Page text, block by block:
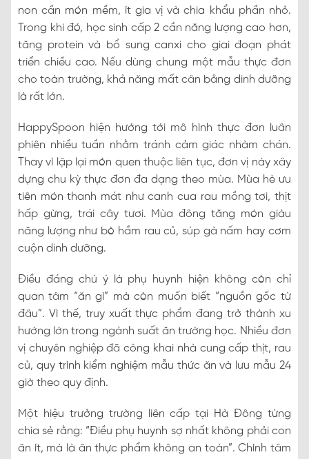
non cần món mềm, ít gia vị và chia khẩu phần nhỏ.
Trong khi đó, học sinh cấp 2 cần năng lượng cao hơn,
tăng protein và bổ sung canxi cho giai đoạn phát
triển chiều cao. Nếu dùng chung một mẫu thực đơn
cho toàn trường, khả năng mất cân bằng dinh dưỡng
là rất lớn.
HappySpoon hiện hướng tới mô hình thực đơn luân
phiên nhiều tuần nhằm tránh cảm giác nhàm chán.
Thay vì lặp lại món quen thuộc liên tục, đơn vị này xây
dựng chu kỳ thực đơn đa dạng theo mùa. Mùa hè ưu
tiên món thanh mát như canh cua rau mồng tơi, thịt
hấp gừng, trái cây tươi. Mùa đông tăng món giàu
năng lượng như bò hầm rau củ, súp gà nấm hay cơm
cuộn dinh dưỡng.
Điều đáng chú ý là phụ huynh hiện không còn chỉ
quan tâm “ăn gì” mà còn muốn biết “nguồn gốc từ
đâu”. Vì thế, truy xuất thực phẩm đang trở thành xu
hướng lớn trong ngành suất ăn trường học. Nhiều đơn
vị chuyên nghiệp đã công khai nhà cung cấp thịt, rau
củ, quy trình kiểm nghiệm mẫu thức ăn và lưu mẫu 24
giờ theo quy định.
Một hiệu trưởng trường liên cấp tại Hà Đông từng
chia sẻ rằng: “Điều phụ huynh sợ nhất không phải con
ăn ít, mà là ăn thực phẩm không an toàn”. Chính tâm